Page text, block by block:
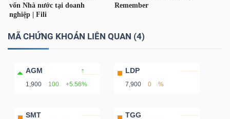
MÃ CHỨNG KHOÁN LIÊN QUAN (4)
AGM
1,900 100 +5.56%
LDP
7,900 0 %
SMT TGG
Báo
cáo
phân
(-)